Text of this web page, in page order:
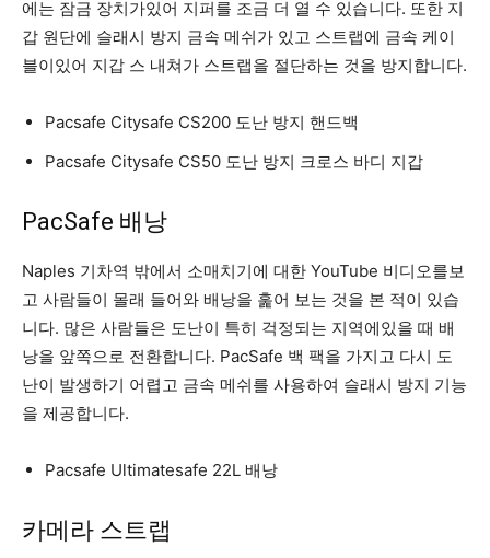
에는 잠금 장치가있어 지퍼를 조금 더 열 수 있습니다. 또한 지
갑 원단에 슬래시 방지 금속 메쉬가 있고 스트랩에 금속 케이
블이있어 지갑 스 내쳐가 스트랩을 절단하는 것을 방지합니다.
Pacsafe Citysafe CS200 도난 방지 핸드백
Pacsafe Citysafe CS50 도난 방지 크로스 바디 지갑
PacSafe 배낭
Naples 기차역 밖에서 소매치기에 대한 YouTube 비디오를보
고 사람들이 몰래 들어와 배낭을 훑어 보는 것을 본 적이 있습
니다. 많은 사람들은 도난이 특히 걱정되는 지역에있을 때 배
낭을 앞쪽으로 전환합니다. PacSafe 백 팩을 가지고 다시 도
난이 발생하기 어렵고 금속 메쉬를 사용하여 슬래시 방지 기능
을 제공합니다.
Pacsafe Ultimatesafe 22L 배낭
카메라 스트랩